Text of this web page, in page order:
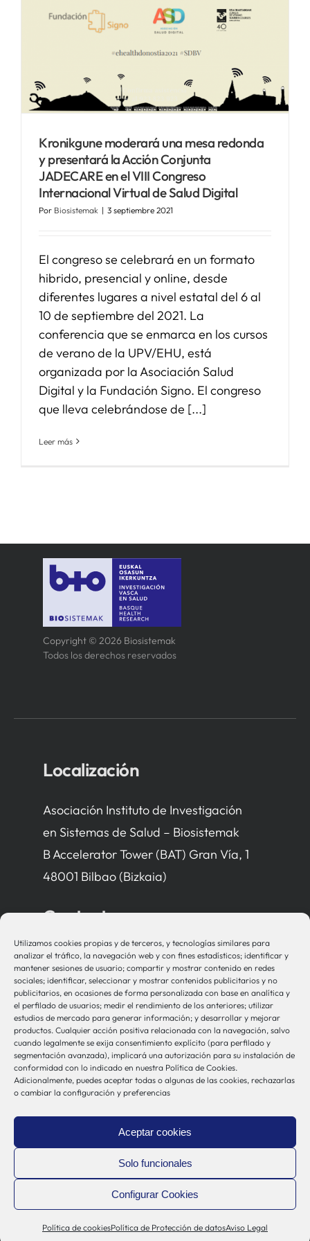
Utilizamos cookies propias y de terceros, y tecnologías similares para
analizar el tráfico, la navegación web y con fines estadísticos; identificar y
mantener sesiones de usuario; compartir y mostrar contenido en redes
sociales; identificar, seleccionar y mostrar contenidos publicitarios y no
publicitarios, en ocasiones de forma personalizada con base en analítica y
el perfilado de usuarios; medir el rendimiento de los anteriores; utilizar
estudios de mercado para generar información; y desarrollar y mejorar
productos. Cualquier acción positiva relacionada con la navegación, salvo
cuando legalmente se exija consentimiento explícito (para perfilado y
segmentación avanzada), implicará una autorización para su instalación de
conformidad con lo indicado en nuestra Política de Cookies.
Adicionalmente, puedes aceptar todas o algunas de las cookies, rechazarlas
o cambiar la configuración y preferencias
Aceptar cookies
Solo funcionales
Configurar Cookies
Política de cookiesPolítica de Protección de datosAviso Legal
APOYO I+D+I
Kronikgune moderará una mesa redonda
y presentará la Acción Conjunta
JADECARE en el VIII Congreso
Internacional Virtual de Salud Digital
Por Biosistemak | 3 septiembre 2021
El congreso se celebrará en un formato
hibrido, presencial y online, desde
diferentes lugares a nivel estatal del 6 al
10 de septiembre del 2021. La
conferencia que se enmarca en los cursos
de verano de la UPV/EHU, está
organizada por la Asociación Salud
Digital y la Fundación Signo. El congreso
que lleva celebrándose de [...]
Leer más
Copyright © 2026 Biosistemak
Todos los derechos reservados
Localización
Asociación Instituto de Investigación
en Sistemas de Salud – Biosistemak
B Accelerator Tower (BAT) Gran Vía, 1
48001 Bilbao (Bizkaia)
Contacto
bio-sistemak@bio-sistemak.eus
944 00 77 90
Otros Enlaces
Osakidetza
Política de Privacidad
Política de Cookies